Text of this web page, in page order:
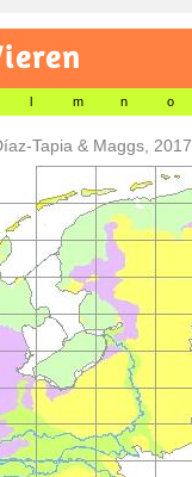
l m n o
Tapia & Maggs, 2017